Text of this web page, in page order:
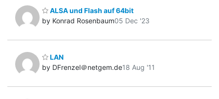
ALSA und Flash auf 64bit
by Konrad Rosenbaum05 Dec '23
LAN
by DFrenzel＠netgem.de18 Aug '11